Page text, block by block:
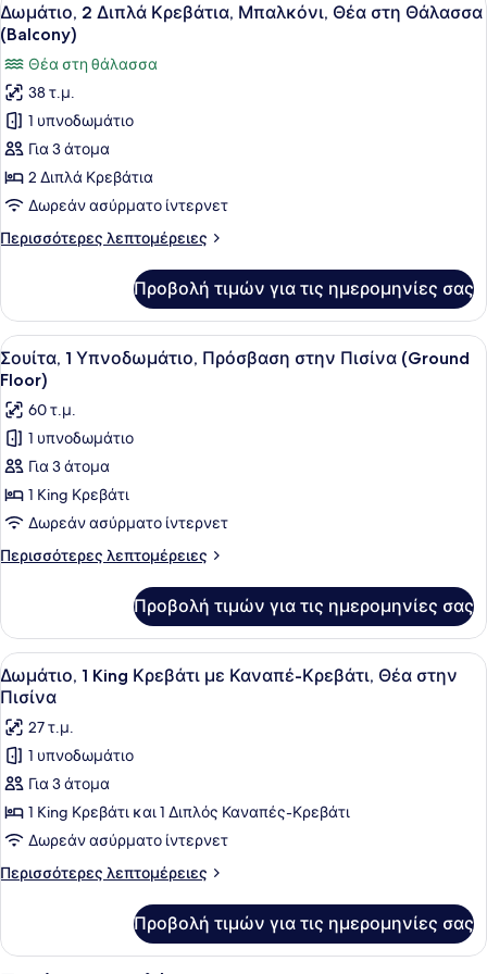
Κρεβάτι,
Μπαλκόνι,
Θέα
στη
Θάλασσα
(Balcony)
όλων
των
φωτογραφιών
για
Δωμάτιο,
2
Διπλά
Κρεβάτια,
Θέα
(Balcony)
11
Δωμάτιο, 2 Διπλά Κρεβάτια, Μπαλκόνι, Θέα στη Θάλασσα
(Balcony)
Θέα στη θάλασσα
38 τ.μ.
1 υπνοδωμάτιο
Για 3 άτομα
2 Διπλά Κρεβάτια
Δωρεάν ασύρματο ίντερνετ
Περισσότερες λεπτομέρειες
Περισσότερες
2
Διπλά
Κρεβάτια,
Μπαλκόνι,
στη
Θάλασσα
(Balcony)
Προβολή τιμών για τις ημερομηνίες σας
Προβολή
όλων
των
φωτογραφιών
για
Σουίτα,
1
Υπνοδωμάτιο,
Πρόσβαση
στην
(Ground
Floor)
Ένα σύγχρονο δωμάτιο
13
Σουίτα, 1 Υπνοδωμάτιο, Πρόσβαση στην Πισίνα (Ground
Floor)
60 τ.μ.
1 υπνοδωμάτιο
Για 3 άτομα
1 King Κρεβάτι
Δωρεάν ασύρματο ίντερνετ
Περισσότερες λεπτομέρειες
Περισσότερες
1
Υπνοδωμάτιο,
Πρόσβαση
στην
Πισίνα
(Ground
Floor)
Προβολή τιμών για τις ημερομηνίες σας
Προβολή
όλων
των
φωτογραφιών
για
Δωμάτιο,
1
King
Κρεβάτι
με
Κρεβάτι,
Θέα
Ένα δωμάτιο ξενοδοχείου με ένα
8
Δωμάτιο, 1 King Κρεβάτι με Καναπέ-Κρεβάτι, Θέα στην
Πισίνα
27 τ.μ.
1 υπνοδωμάτιο
Για 3 άτομα
1 King Κρεβάτι και 1 Διπλός Καναπές-Κρεβάτι
Δωρεάν ασύρματο ίντερνετ
Περισσότερες λεπτομέρειες
Περισσότερες
1
Προβολή τιμών για τις ημερομηνίες σας